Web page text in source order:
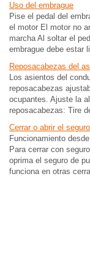
Uso del embrague
Pise el pedal del
el motor El motor no
marcha Al soltar el
embrague debe estar
Reposacabezas del
Los asientos del
reposacabezas
ocupantes. Ajuste la
reposacabezas: Tire
Cerrar o abrir el
Funcionamiento
Para cerrar con
oprima el seguro de
funciona en otras